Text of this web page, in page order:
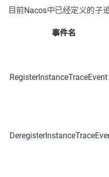
目前Nacos中已经定义的子
事件名
RegisterInstanceTraceEvent